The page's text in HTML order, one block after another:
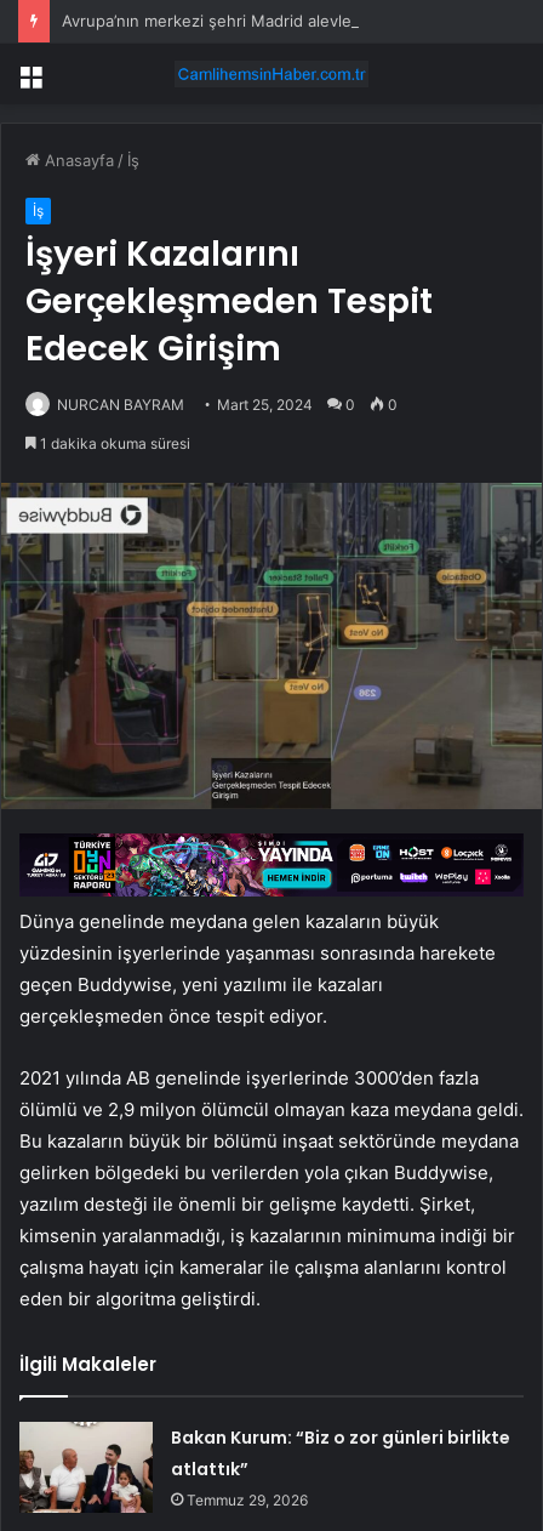
Menü
Anasayfa / İş
İş
İşyeri Kazalarını
Gerçekleşmeden Tespit
Edecek Girişim
NURCAN BAYRAM Mart 25, 2024 0 0
1 dakika okuma süresi
Dünya genelinde meydana gelen kazaların büyük
yüzdesinin işyerlerinde yaşanması sonrasında harekete
geçen Buddywise, yeni yazılımı ile kazaları
gerçekleşmeden önce tespit ediyor.
2021 yılında AB genelinde işyerlerinde 3000’den fazla
ölümlü ve 2,9 milyon ölümcül olmayan kaza meydana geldi.
Bu kazaların büyük bir bölümü inşaat sektöründe meydana
gelirken bölgedeki bu verilerden yola çıkan Buddywise,
yazılım desteği ile önemli bir gelişme kaydetti. Şirket,
kimsenin yaralanmadığı, iş kazalarının minimuma indiği bir
çalışma hayatı için kameralar ile çalışma alanlarını kontrol
eden bir algoritma geliştirdi.
İlgili Makaleler
Bakan Kurum: “Biz o zor günleri birlikte
atlattık”
Temmuz 29, 2026